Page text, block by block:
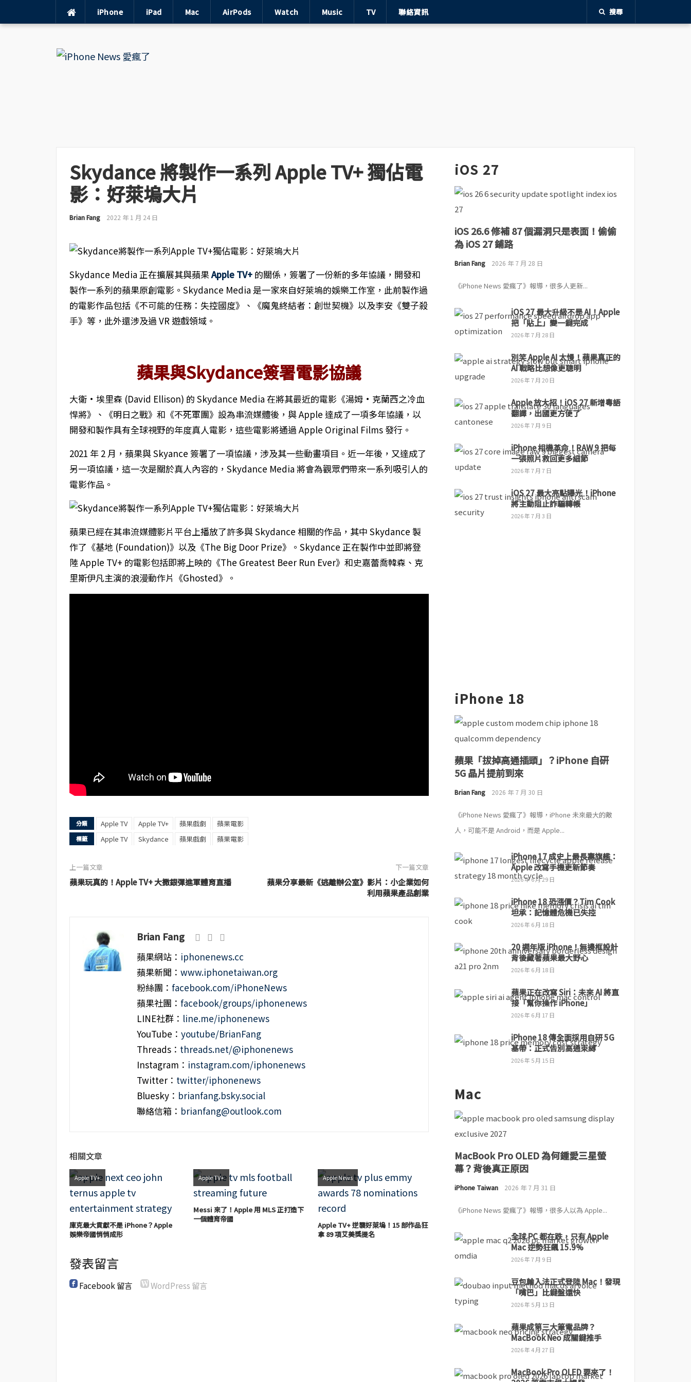
iPhone iPad Mac AirPods Watch Music TV 聯絡資訊 搜尋
Skydance 將製作一系列 Apple TV+ 獨佔電
影：好萊塢大片
Brian Fang 2022 年 1 月 24 日
Skydance Media 正在擴展其與蘋果Apple TV+的關係，簽署了一份新的多年協議，開發和
製作一系列的蘋果原創電影。Skydance Media 是一家來自好萊塢的娛樂工作室，此前製作過
的電影作品包括《不可能的任務：失控國度》、《魔鬼終結者：創世契機》以及李安《雙子殺
手》等，此外還涉及過 VR 遊戲領域。
蘋果與Skydance簽署電影協議
大衛·埃里森 (David Ellison) 的 Skydance Media 在將其最近的電影《湯姆·克蘭西之冷血
悍將》、《明日之戰》和《不死軍團》設為串流媒體後，與 Apple 達成了一項多年協議，以
開發和製作具有全球視野的年度真人電影，這些電影將通過 Apple Original Films 發行。
2021 年 2 月，蘋果與 Skyance 簽署了一項協議，涉及其一些動畫項目。近一年後，又達成了
另一項協議，這一次是關於真人內容的，Skydance Media 將會為觀眾們帶來一系列吸引人的
電影作品。
蘋果已經在其串流媒體影片平台上播放了許多與 Skydance 相關的作品，其中 Skydance 製
作了《基地 (Foundation)》以及《The Big Door Prize》。Skydance 正在製作中並即將登
陸 Apple TV+ 的電影包括即將上映的《The Greatest Beer Run Ever》和史嘉蕾喬韓森、克
里斯伊凡主演的浪漫動作片《Ghosted》。
分類 Apple TV Apple TV+ 蘋果戲劇 蘋果電影
標籤 Apple TV Skydance 蘋果戲劇 蘋果電影
上一篇文章
蘋果玩真的！Apple TV+ 大撒銀彈進軍體育直播
下一篇文章
蘋果分享最新《逃離辦公室》影片：小企業如何
利用蘋果產品創業
Brian Fang
蘋果網站： iphonenews.cc
蘋果新聞： www.iphonetaiwan.org
粉絲團： facebook.com/iPhoneNews
蘋果社團： facebook/groups/iphonenews
LINE社群： line.me/iphonenews
YouTube： youtube/BrianFang
Threads： threads.net/@iphonenews
Instagram： instagram.com/iphonenews
Twitter： twitter/iphonenews
Bluesky： brianfang.bsky.social
聯絡信箱： brianfang@outlook.com
相關文章
Apple TV+
庫克最大貢獻不是 iPhone？Apple
娛樂帝國悄悄成形
Apple TV+
Messi 來了！Apple 用 MLS 正打造下
一個體育帝國
Apple News
Apple TV+ 逆襲好萊塢！15 部作品狂
拿 89 項艾美獎提名
發表留言
Facebook 留言 WordPress 留言
iOS 27
iOS 26.6 修補 87 個漏洞只是表面！偷偷
為 iOS 27 鋪路
Brian Fang 2026 年 7 月 28 日
《iPhone News 愛瘋了》報導，很多人更新...
iOS 27 最大升級不是 AI！Apple
把「貼上」變一鍵完成
2026 年 7 月 28 日
別笑 Apple AI 太慢！蘋果真正的
AI 戰略比想像更聰明
2026 年 7 月 20 日
Apple 放大招！iOS 27 新增粵語
翻譯，出國更方便了
2026 年 7 月 9 日
iPhone 相機革命！RAW 9 把每
一張照片救回更多細節
2026 年 7 月 7 日
iOS 27 最大亮點曝光！iPhone
將主動阻止詐騙轉帳
2026 年 7 月 3 日
iPhone 18
蘋果「拔掉高通插頭」？iPhone 自研
5G 晶片提前到來
Brian Fang 2026 年 7 月 30 日
《iPhone News 愛瘋了》報導，iPhone 未來最大的敵
人，可能不是 Android，而是 Apple...
iPhone 17 成史上最長壽旗艦：
Apple 改寫手機更新節奏
2026 年 6 月 29 日
iPhone 18 恐漲價？Tim Cook
坦承：記憶體危機已失控
2026 年 6 月 18 日
20 週年版 iPhone！無邊框設計
背後藏著蘋果最大野心
2026 年 6 月 18 日
蘋果正在改寫 Siri：未來 AI 將直
接「幫你操作 iPhone」
2026 年 6 月 17 日
iPhone 18 傳全面採用自研 5G
基帶：正式告別高通束縛
2026 年 5 月 15 日
Mac
MacBook Pro OLED 為何鍾愛三星螢
幕？背後真正原因
iPhone Taiwan 2026 年 7 月 31 日
《iPhone News 愛瘋了》報導，很多人以為 Apple...
全球 PC 都在跌，只有 Apple
Mac 逆勢狂飆 15.9%
2026 年 7 月 9 日
豆包輸入法正式登陸 Mac！發現
「嘴巴」比鍵盤還快
2026 年 5 月 13 日
蘋果成第三大筆電品牌？
MacBook Neo 成關鍵推手
2026 年 4 月 27 日
MacBook Pro OLED 要來了！